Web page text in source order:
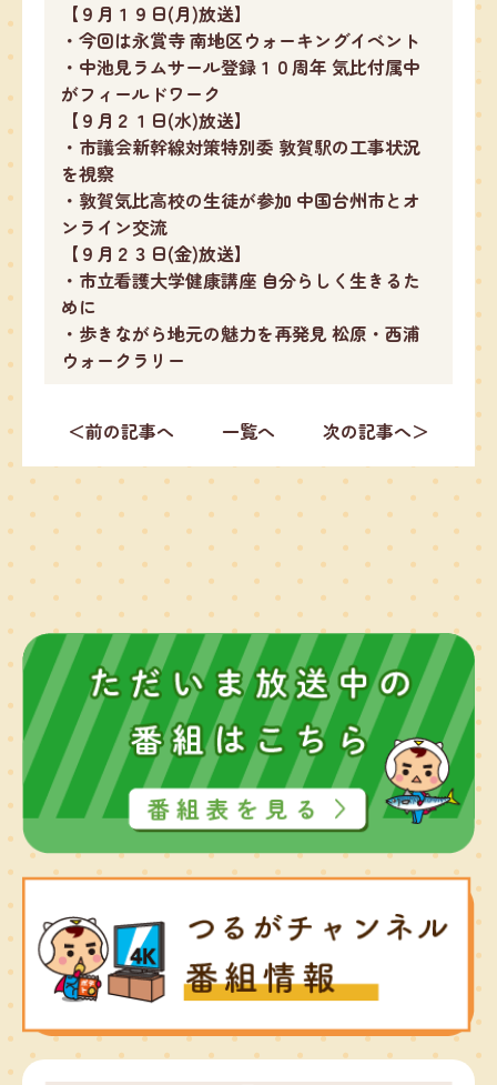
【９月１９日(月)放送】
・今回は永賞寺 南地区ウォーキングイベント
・中池見ラムサール登録１０周年 気比付属中
がフィールドワーク
【９月２１日(水)放送】
・市議会新幹線対策特別委 敦賀駅の工事状況
を視察
・敦賀気比高校の生徒が参加 中国台州市とオ
ンライン交流
【９月２３日(金)放送】
・市立看護大学健康講座 自分らしく生きるた
めに
・歩きながら地元の魅力を再発見 松原・西浦
ウォークラリー
＜前の記事へ 一覧へ 次の記事へ＞